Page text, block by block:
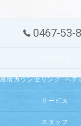
0467-53-
サービス
スタッフ